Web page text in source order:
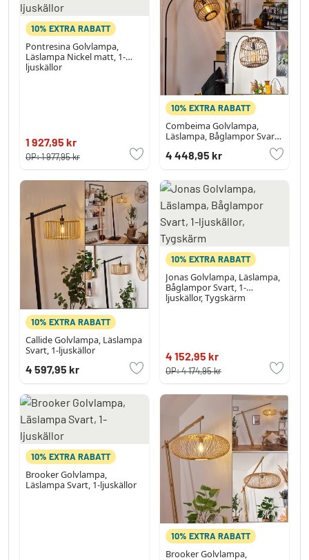
10% EXTRA RABATT
Pontresina Golvlampa,
Läslampa Nickel matt, 1-
ljuskällor
1 927,95 kr
OP:1 977,95 kr
10% EXTRA RABATT
Combeima Golvlampa,
Läslampa, Båglampor Svart,
4 448,95 kr
10% EXTRA RABATT
Callide Golvlampa, Läslampa
Svart, 1-ljuskällor
4 597,95 kr
10% EXTRA RABATT
Jonas Golvlampa, Läslampa,
Båglampor Svart, 1-
ljuskällor, Tygskärm
4 152,95 kr
OP:4 174,95 kr
10% EXTRA RABATT
Brooker Golvlampa,
Läslampa Svart, 1-ljuskällor
10% EXTRA RABATT
Brooker Golvlampa,